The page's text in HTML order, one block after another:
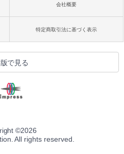
会社概要
特定商取引法に基づく表示
で見る
©2026
All rights reserved.